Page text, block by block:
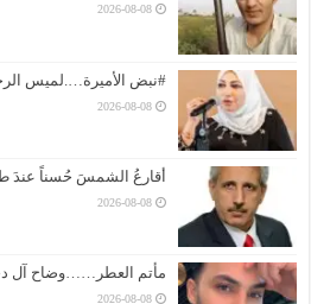
2026-08-08
#نبض الأميرة….لميس
2026-08-08
أقارعُ الشمسَ حُسناً عندَ
2026-08-08
مأتم العطر……وضاح آل
2026-08-08